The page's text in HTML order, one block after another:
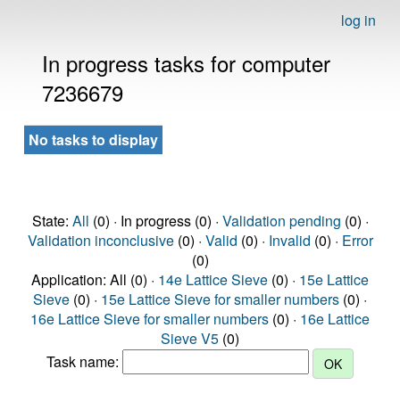
log in
In progress tasks for computer
7236679
No tasks to display
State: All (0) · In progress (0) · Validation pending (0) ·
Validation inconclusive(0) · Valid (0) · Invalid (0) · Error
(0)
Application: All (0) · 14e Lattice Sieve (0) · 15e Lattice
Sieve (0) · 15e Lattice Sieve for smaller numbers (0) ·
16e Lattice Sieve for smaller numbers (0) · 16e Lattice
Sieve V5 (0)
Task name: